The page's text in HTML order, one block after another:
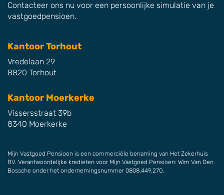
Contacteer ons nu voor een persoonlijke simulatie van je
vastgoedpensioen.
Kantoor Torhout
Vredelaan 29
8820 Torhout
Kantoor Moerkerke
Vissersstraat 39b
8340 Moerkerke
Mijn Vastgoed Pensioen is een commerciële benaming van Het Zekerhuis
BV. Verantwoordelijke kredieten voor Mijn Vastgoed Pensioen: Wim Van Den
Bossche onder het ondernemingsnummer 0808.449.270.